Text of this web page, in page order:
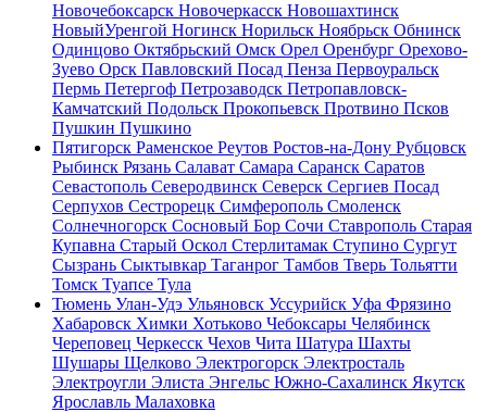
Новочебоксарск Новочеркасск Новошахтинск
НовыйУренгой Ногинск Норильск Ноябрьск Обнинск
Одинцово Октябрьский Омск Орел Оренбург Орехово-
Зуево Орск Павловский Посад Пенза Первоуральск
Пермь Петергоф Петрозаводск Петропавловск-
Камчатский Подольск Прокопьевск Протвино Псков
Пушкин Пушкино
Пятигорск Раменское Реутов Ростов-на-Дону Рубцовск
Рыбинск Рязань Салават Самара Саранск Саратов
Севастополь Северодвинск Северск Сергиев Посад
Серпухов Сестрорецк Симферополь Смоленск
Солнечногорск Сосновый Бор Сочи Ставрополь Старая
Купавна Старый Оскол Стерлитамак Ступино Сургут
Сызрань Сыктывкар Таганрог Тамбов Тверь Тольятти
Томск Туапсе Тула
Тюмень Улан-Удэ Ульяновск Уссурийск Уфа Фрязино
Хабаровск Химки Хотьково Чебоксары Челябинск
Череповец Черкесск Чехов Чита Шатура Шахты
Шушары Щелково Электрогорск Электросталь
Электроугли Элиста Энгельс Южно-Сахалинск Якутск
Ярославль Малаховка